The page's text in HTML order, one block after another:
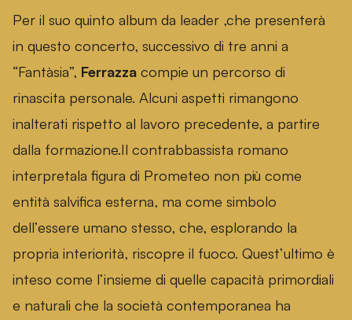
Per il suo quinto album da leader ,che presenterà
in questo concerto, successivo di tre anni a
“Fantàsia”, Ferrazza compie un percorso di
rinascita personale. Alcuni aspetti rimangono
inalterati rispetto al lavoro precedente, a partire
dalla formazione.Il contrabbassista romano
interpretala figura di Prometeo non più come
entità salvifica esterna, ma come simbolo
dell’essere umano stesso, che, esplorando la
propria interiorità, riscopre il fuoco. Quest’ultimo è
inteso come l’insieme di quelle capacità primordiali
e naturali che la società contemporanea ha